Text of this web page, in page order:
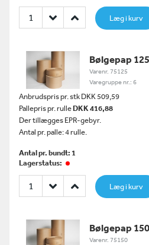
Læg i kurv
Bølgepap
Varenr. 75125
Varegruppe nr.: 6
Anbrudspris pr. stk DKK 509,59
Pallepris pr. rulleDKK 416,88
Der tillægges EPR-gebyr.
Antal pr. palle: 4 rulle.
Antal pr. bundt: 1
Lagerstatus:
Læg i kurv
Bølgepap
Varenr. 75150